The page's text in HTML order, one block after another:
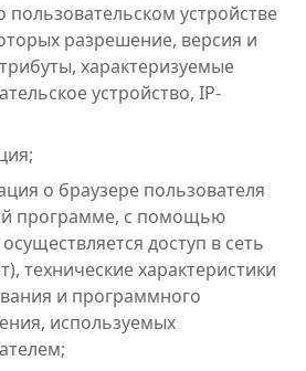
пользовательском устройстве
разрешение, версия и
характеризуемые
устройство, IP-
о браузере пользователя
программе, с помощью
доступ в сеть
технические характеристики
и программного
используемых